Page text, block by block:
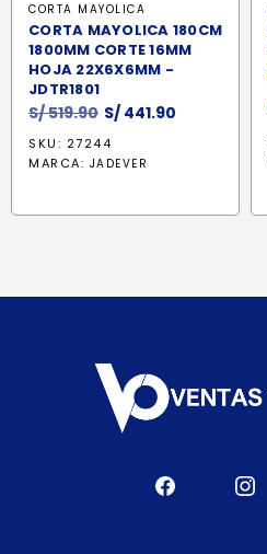
CORTA MAYOLICA
CORTA MAYOLICA 180CM
1800MM CORTE 16MM
HOJA 22X6X6MM -
JDTR1801
S/519.90 El
precio
original
S/ 441.90
SKU: 27244
MARCA: JADEVER